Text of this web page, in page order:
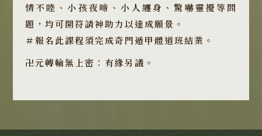
情不睦、小孩夜啼、小人纏身、驚嚇靈擾等問
題，均可開符請神助力以達成願景。
＃報名此課程須完成奇門遁甲體道班結業。
卍元轉輪無上密：有緣另議。